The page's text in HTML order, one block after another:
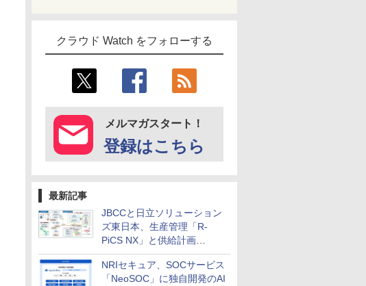
クラウド Watch をフォローする
メルマガスタート！
登録はこちら
最新記事
JBCCと日立ソリューション
ズ東日本、生産管理「R-
PiCS NX」と供給計画
「scSQUARE ISP」の連携サ
ービスを提供開始
NRIセキュア、SOCサービス
「NeoSOC」に独自開発のAI